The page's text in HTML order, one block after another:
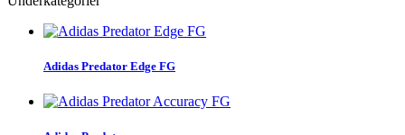
Adidas Predator Edge FG